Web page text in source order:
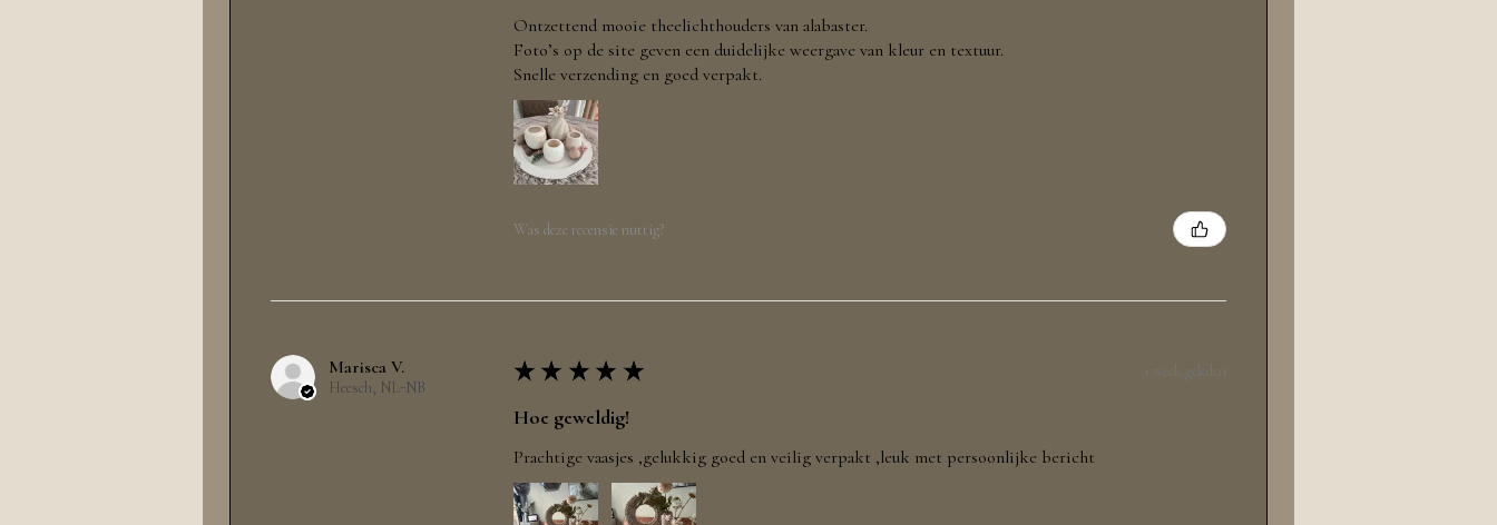
Ontzettend mooie theelichthouders van alabaster.
Foto’s op de site geven een duidelijke weergave van kleur en textuur.
Snelle verzending en goed verpakt.
Was deze recensie nuttig?
Marisca V.
Heesch, NL-NB
★ ★ ★ ★ ★ 1 week geleden
Hoe geweldig!
Prachtige vaasjes ,gelukkig goed en veilig verpakt ,leuk met persoonlijke bericht